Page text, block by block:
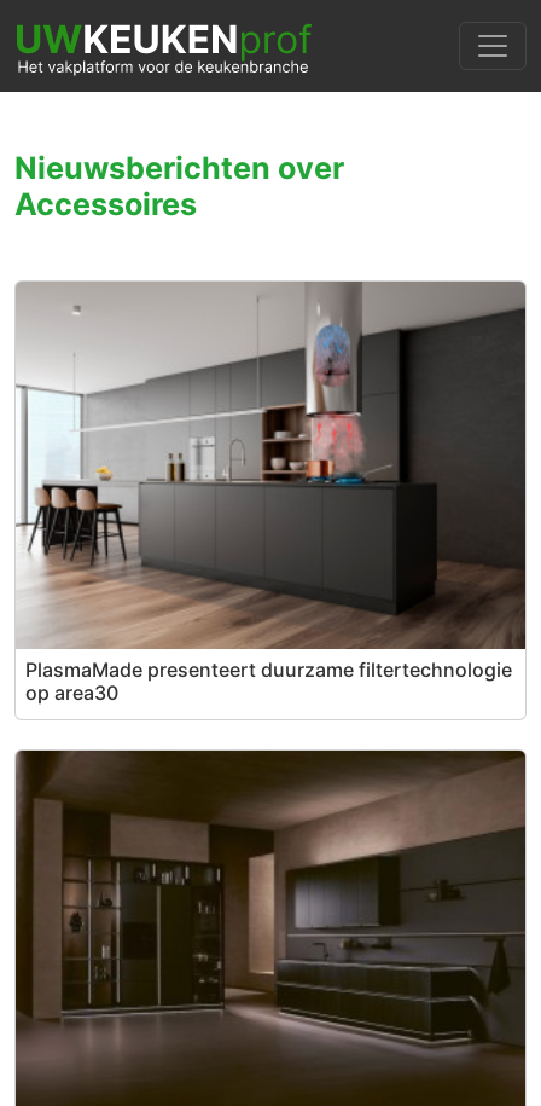
Nieuwsberichten over
Accessoires
PlasmaMade presenteert duurzame filtertechnologie
op area30